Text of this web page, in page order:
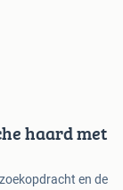
haard met
en de